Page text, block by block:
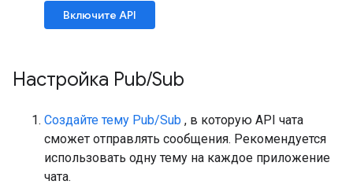
Включите API
Настройка Pub/Sub
Создайте тему Pub/Sub , в которую API чата
сможет отправлять сообщения. Рекомендуется
использовать одну тему на каждое приложение
чата.